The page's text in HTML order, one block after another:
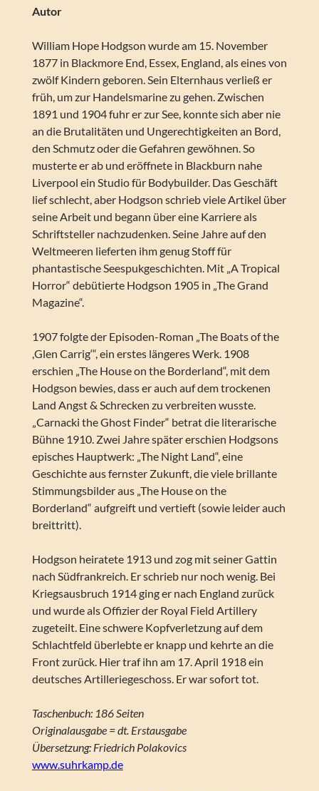
Autor
William Hope Hodgson wurde am 15. November
1877 in Blackmore End, Essex, England, als eines von
zwölf Kindern geboren. Sein Elternhaus verließ er
früh, um zur Handelsmarine zu gehen. Zwischen
1891 und 1904 fuhr er zur See, konnte sich aber nie
an die Brutalitäten und Ungerechtigkeiten an Bord,
den Schmutz oder die Gefahren gewöhnen. So
musterte er ab und eröffnete in Blackburn nahe
Liverpool ein Studio für Bodybuilder. Das Geschäft
lief schlecht, aber Hodgson schrieb viele Artikel über
seine Arbeit und begann über eine Karriere als
Schriftsteller nachzudenken. Seine Jahre auf den
Weltmeeren lieferten ihm genug Stoff für
phantastische Seespukgeschichten. Mit „A Tropical
Horror“ debütierte Hodgson 1905 in „The Grand
Magazine“.
1907 folgte der Episoden-Roman „The Boats of the
,Glen Carrig‘“, ein erstes längeres Werk. 1908
erschien „The House on the Borderland“, mit dem
Hodgson bewies, dass er auch auf dem trockenen
Land Angst & Schrecken zu verbreiten wusste.
„Carnacki the Ghost Finder“ betrat die literarische
Bühne 1910. Zwei Jahre später erschien Hodgsons
episches Hauptwerk: „The Night Land“, eine
Geschichte aus fernster Zukunft, die viele brillante
Stimmungsbilder aus „The House on the
Borderland“ aufgreift und vertieft (sowie leider auch
breittritt).
Hodgson heiratete 1913 und zog mit seiner Gattin
nach Südfrankreich. Er schrieb nur noch wenig. Bei
Kriegsausbruch 1914 ging er nach England zurück
und wurde als Offizier der Royal Field Artillery
zugeteilt. Eine schwere Kopfverletzung auf dem
Schlachtfeld überlebte er knapp und kehrte an die
Front zurück. Hier traf ihn am 17. April 1918 ein
deutsches Artilleriegeschoss. Er war sofort tot.
Taschenbuch: 186 Seiten
Originalausgabe = dt. Erstausgabe
Übersetzung: Friedrich Polakovics
www.suhrkamp.de